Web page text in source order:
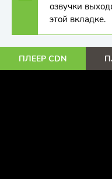
озвучки
этой вкладке.
ПЛЕЕР CDN